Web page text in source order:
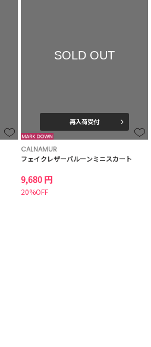
SOLD OUT
再入荷受付
CALNAMUR
フェイクレザーバルーンミニスカート
9,680 円
20%OFF